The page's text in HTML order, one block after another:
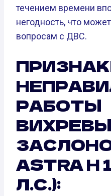
течением времени
негодность, что
вопросам с ДВС.
РАБОТЫ
ASTRA H
Л.С.):